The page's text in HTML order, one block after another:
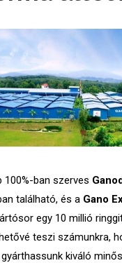
100%-ban szerves
található, és a Gano
egy 10 millió
teszi számunkra,
kiváló